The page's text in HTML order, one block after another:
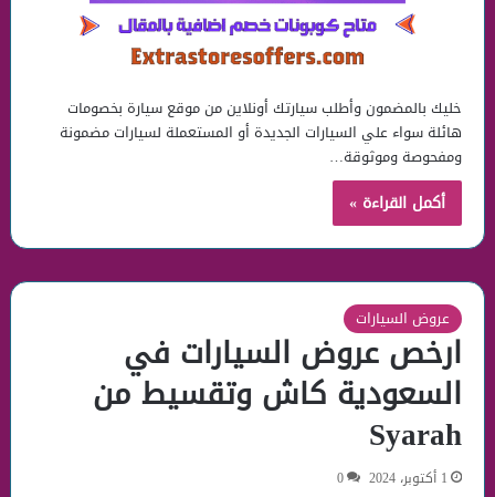
خليك بالمضمون وأطلب سيارتك أونلاين من موقع سيارة بخصومات
هائلة سواء علي السيارات الجديدة أو المستعملة لسيارات مضمونة
ومفحوصة وموثوقة…
أكمل القراءة »
عروض السيارات
ارخص عروض السيارات في
السعودية كاش وتقسيط من
Syarah
1 أكتوبر، 2024 0